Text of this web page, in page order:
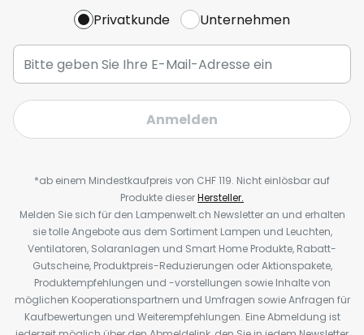
Privatkunde Unternehmen
Anmelden
*ab einem Mindestkaufpreis von CHF 119. Nicht einlösbar auf
Produkte dieserHersteller.
Melden Sie sich für den Lampenwelt.ch Newsletter an und erhalten
sie tolle Angebote aus dem Sortiment Lampen und Leuchten,
Ventilatoren, Solaranlagen und Smart Home Produkte, Rabatt-
Gutscheine, Produktpreis-Reduzierungen oder Aktionspakete,
Produktempfehlungen und -vorstellungen sowie Inhalte von
möglichen Kooperationspartnern und Umfragen sowie Anfragen für
Kaufbewertungen und Weiterempfehlungen. Eine Abmeldung ist